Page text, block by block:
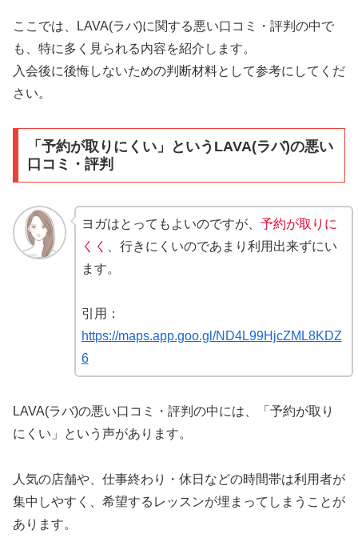
ここでは、LAVA(ラバ)に関する悪い口コミ・評判の中で
も、特に多く見られる内容を紹介します。
入会後に後悔しないための判断材料として参考にしてくだ
さい。
「予約が取りにくい」というLAVA(ラバ)の悪い
口コミ・評判
ヨガはとってもよいのですが、 予約が取りに
くく
、行きにくいのであまり利用出来ずにい
ます。
引用：
https://maps.app.goo.gl/ND4L99HjcZML8KDZ
6
LAVA(ラバ)の悪い口コミ・評判の中には、「予約が取り
にくい」という声があります。
人気の店舗や、仕事終わり・休日などの時間帯は利用者が
集中しやすく、希望するレッスンが埋まってしまうことが
あります。